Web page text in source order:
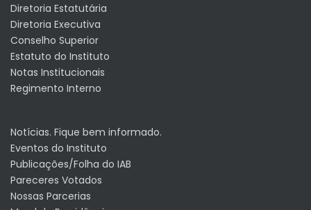
Diretoria Estatutária
Diretoria Executiva
Conselho Superior
Estatuto do Instituto
Notas Institucionais
Regimento Interno
Notícias. Fique bem informado.
Eventos do Instituto
Publicações/Folha do IAB
Pareceres Votados
Nossas Parcerias